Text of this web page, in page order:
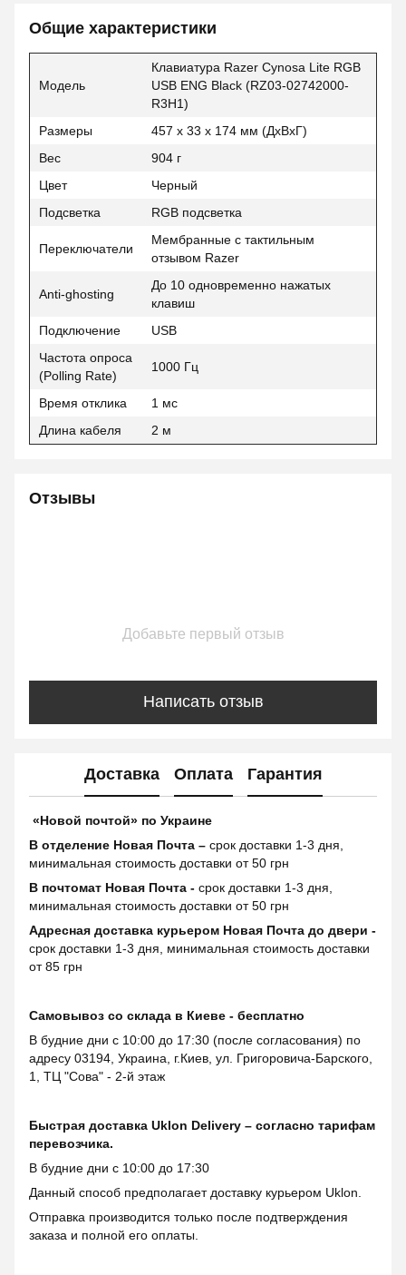
Общие характеристики
Модель
Клавиатура Razer Cynosa Lite RGB
USB ENG Black (RZ03-02742000-
R3H1)
Размеры
457 x 33 x 174 мм (ДхВхГ)
Вес
904 г
Цвет
Черный
Подсветка
RGB подсветка
Переключатели
Мембранные с тактильным
отзывом Razer
Anti-ghosting
До 10 одновременно нажатых
клавиш
Подключение
USB
Частота опроса
(Polling Rate)
1000 Гц
Время отклика
1 мс
Длина кабеля
2 м
Отзывы
Добавьте первый отзыв
Написать отзыв
Доставка Оплата Гарантия
«Новой почтой» по Украине
В отделение Новая Почта – срок доставки 1-3 дня,
минимальная стоимость доставки от 50 грн
В почтомат Новая Почта - срок доставки 1-3 дня,
минимальная стоимость доставки от 50 грн
Адресная доставка курьером Новая Почта до двери -
срок доставки 1-3 дня, минимальная стоимость доставки
от 85 грн
Самовывоз со склада в Киеве - бесплатно
В будние дни с 10:00 до 17:30 (после согласования) по
адресу 03194, Украина, г.Киев, ул. Григоровича-Барского,
1, ТЦ "Сова" - 2-й этаж
Быстрая доставка Uklon Delivery – согласно тарифам
перевозчика.
В будние дни с 10:00 до 17:30
Данный способ предполагает доставку курьером Uklon.
Отправка производится только после подтверждения
заказа и полной его оплаты.